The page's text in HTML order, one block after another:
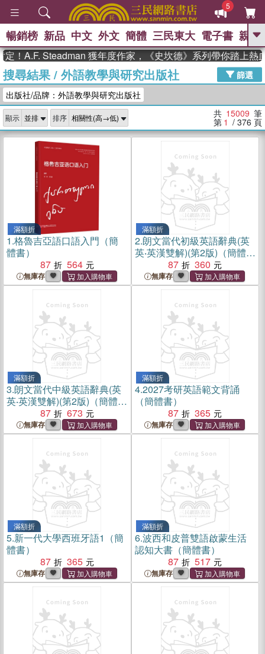
5
GO
熱搜： 東野圭吾 、 高希均教授回憶錄
、 The Odyssey 、 父親節 、 如果歷
史是一群喵
獎 臺灣漫遊錄 、 方念華 、 台灣的李
登輝時代
數學女孩：黎曼猜想 、
偉大的迷走神經
暢銷榜 新品 中文 外文 簡體 三民東大 電子書 親子
Steadman 獲年度作家，《史坎德》系列帶你踏上熱血奇
搜尋結果/ 外語教學與研究出版社
篩選
出版社/品牌：外語教學與研究出版社
顯示 排序 共 15009 筆
第 1 / 376 頁
滿額折
1.格魯吉亞語口語入門（簡
體書）
87
564
無庫存
滿額折
2.朗文當代初級英語辭典(英
英‧英漢雙解)(第2版)（簡體
87 360
無庫存
滿額折
3.朗文當代中級英語辭典(英
英‧英漢雙解)(第2版)（簡體
87 673
無庫存
滿額折
4.2027考研英語範文背誦
（簡體書）
87
365
無庫存
滿額折
5.新一代大學西班牙語1（簡
體書）
87
365
無庫存
滿額折
6.波西和皮普雙語啟蒙生活
認知大書（簡體書）
87
517
無庫存